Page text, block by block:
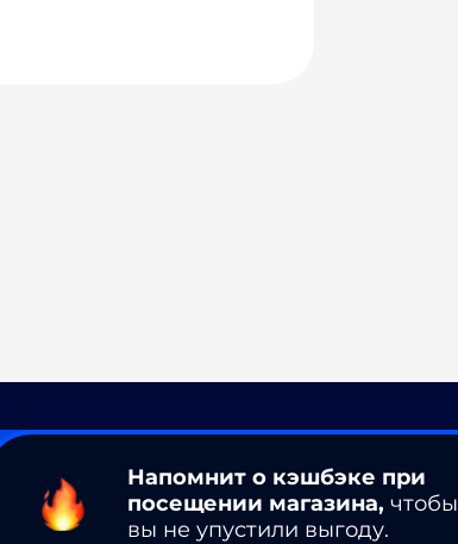
Напомнит о кэшбэке при
посещении магазина, чтобы
вы не упустили выгоду.